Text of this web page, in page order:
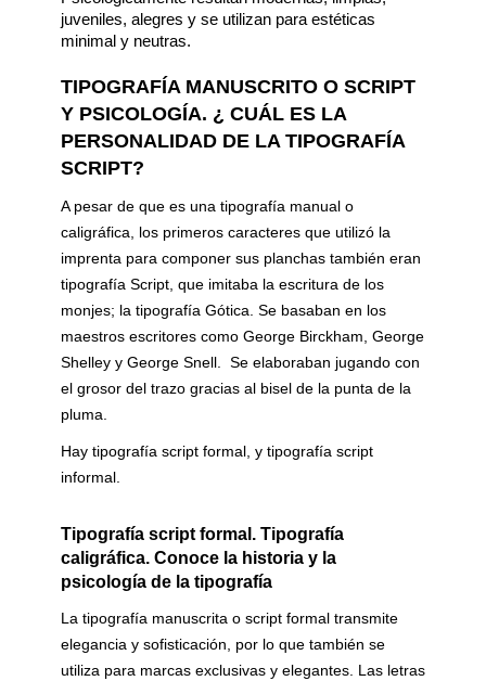
juveniles, alegres y se utilizan para estéticas
minimal y neutras.
TIPOGRAFÍA MANUSCRITO O SCRIPT
Y PSICOLOGÍA. ¿ CUÁL ES LA
PERSONALIDAD DE LA TIPOGRAFÍA
SCRIPT?
A pesar de que es una tipografía manual o
caligráfica, los primeros caracteres que utilizó la
imprenta para componer sus planchas también eran
tipografía Script, que imitaba la escritura de los
monjes; la tipografía Gótica. Se basaban en los
maestros escritores como George Birckham, George
Shelley y George Snell. Se elaboraban jugando con
el grosor del trazo gracias al bisel de la punta de la
pluma.
Hay tipografía script formal, y tipografía script
informal.
Tipografía script formal. Tipografía
caligráfica. Conoce la historia y la
psicología de la tipografía
La tipografía manuscrita o script formal transmite
elegancia y sofisticación, por lo que también se
utiliza para marcas exclusivas y elegantes. Las letras